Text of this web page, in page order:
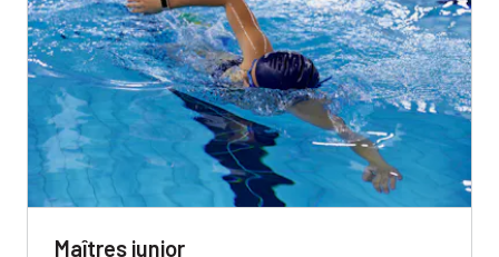
Maîtres junior